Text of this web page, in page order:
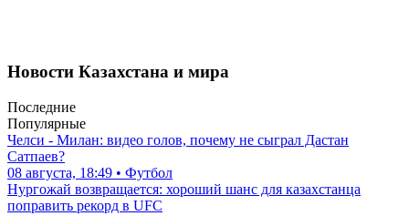
Новости Казахстана и мира
Последние
Популярные
Челси - Милан: видео голов, почему не сыграл Дастан
Сатпаев?
08 августа, 18:49 • Футбол
Нургожай возвращается: хороший шанс для казахстанца
поправить рекорд в UFC